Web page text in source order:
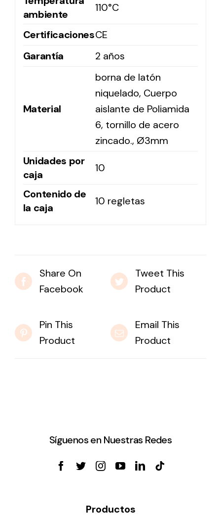
ambiente
110°C
CertificacionesCE
Garantía
2 años
Material
borna de latón
niquelado, Cuerpo
aislante de Poliamida
6, tornillo de acero
zincado., Ø3mm
Unidades por
caja
10
Contenido de
la caja
10 regletas
Share On
Facebook
Tweet This
Product
Pin This
Product
Email This
Product
Síguenos en Nuestras Redes
Productos